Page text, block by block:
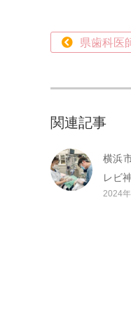
県歯科医
関連記事
横浜
レビ
2024